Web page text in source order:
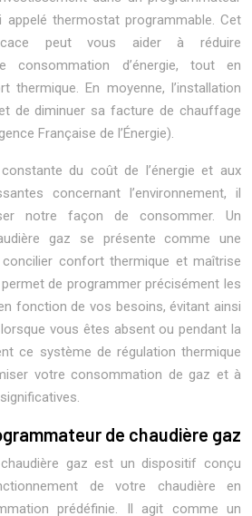
appelé thermostat programmable. Cet
peut vous aider à réduire
consommation d’énergie, tout en
thermique. En moyenne, l’installation
de diminuer sa facture de chauffage
Française de l’Énergie).
du coût de l’énergie et aux
concernant l’environnement, il
notre façon de consommer. Un
gaz se présente comme une
confort thermique et maîtrise
de programmer précisément les
fonction de vos besoins, évitant ainsi
vous êtes absent ou pendant la
ce système de régulation thermique
votre consommation de gaz et à
de chaudière gaz
gaz est un dispositif conçu
de votre chaudière en
prédéfinie. Il agit comme un